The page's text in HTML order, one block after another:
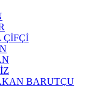
ÇİFÇİ
BARUTÇU